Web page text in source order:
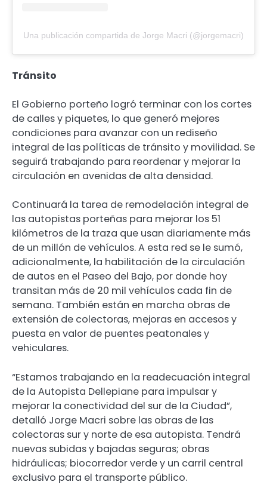
Una publicación compartida de Jorge Macri (@jorgemacri)
Tránsito
El Gobierno porteño logró terminar con los cortes
de calles y piquetes, lo que generó mejores
condiciones para avanzar con un rediseño
integral de las políticas de tránsito y movilidad. Se
seguirá trabajando para reordenar y mejorar la
circulación en avenidas de alta densidad.
Continuará la tarea de remodelación integral de
las autopistas porteñas para mejorar los 51
kilómetros de la traza que usan diariamente más
de un millón de vehículos. A esta red se le sumó,
adicionalmente, la habilitación de la circulación
de autos en el Paseo del Bajo, por donde hoy
transitan más de 20 mil vehículos cada fin de
semana. También están en marcha obras de
extensión de colectoras, mejoras en accesos y
puesta en valor de puentes peatonales y
vehiculares.
“Estamos trabajando en la readecuación integral
de la Autopista Dellepiane para impulsar y
mejorar la conectividad del sur de la Ciudad”,
detalló Jorge Macri sobre las obras de las
colectoras sur y norte de esa autopista. Tendrá
nuevas subidas y bajadas seguras; obras
hidráulicas; biocorredor verde y un carril central
exclusivo para el transporte público.